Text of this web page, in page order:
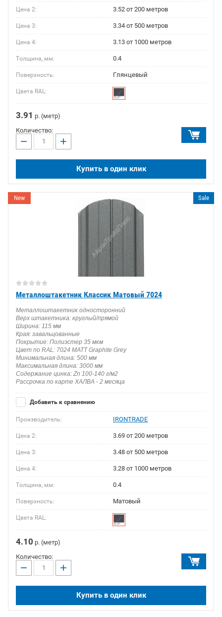
Цена 2: 3.52 от 200 метров
Цена 3: 3.34 от 500 метров
Цена 4: 3.13 от 1000 метров
Толщина, мм: 0.4
Поверхность: Глянцевый
Цвета RAL:
3.91 р. (метр)
Количество:
− +
Купить в один клик
New Sale
Металлоштакетник Классик Матовый 7024
Металлоштакетник односторонний
Верх штакетника: круглый/прямой
Ширина: 115 мм
Края: завальцованные
Покрытие: Полиэстер 35 мкм
Цвет по RAL: 7024 MATT Graphite Grey
Минимальная длина: 500 мм
Максимальная длина: 3000 мм
Содержание цинка: Zn 100-140 г/м2
Рассрочка по карте ХАЛВА - 2 месяца
Добавить к сравнению
Производитель: IRONTRADE
Цена 2: 3.69 от 200 метров
Цена 3: 3.48 от 500 метров
Цена 4: 3.28 от 1000 метров
Толщина, мм: 0.4
Поверхность: Матовый
Цвета RAL:
4.10 р. (метр)
Количество:
− +
Купить в один клик